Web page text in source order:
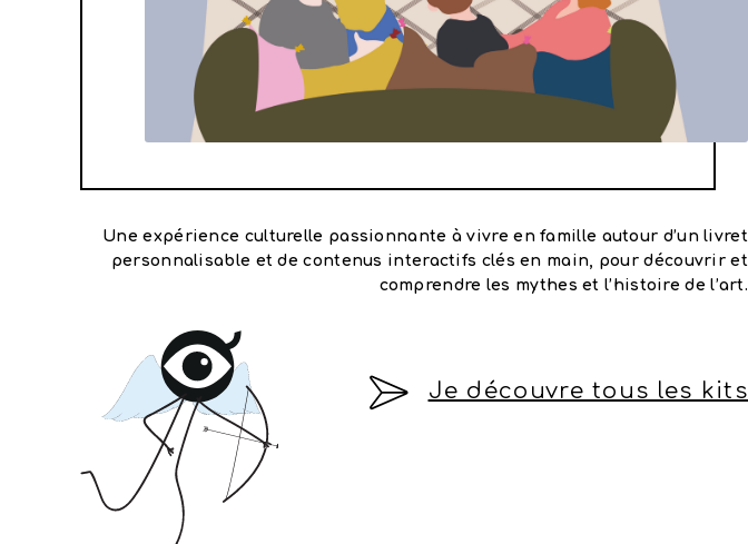
Une expérience culturelle passionnante à vivre en famille autour d’un livret
personnalisable et de contenus interactifs clés en main, pour découvrir et
comprendre les mythes et l’histoire de l’art.
Je découvre tous les kits